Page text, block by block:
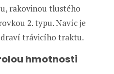
rakovinou tlustého
2. typu. Navíc je
trávicího traktu.
hmotnosti